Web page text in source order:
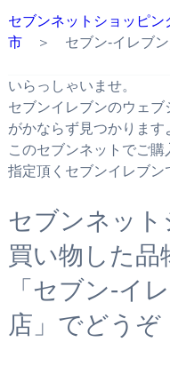
セブンネットショッピン
市＞ セブン‐イレブン
いらっしゃいませ。
セブンイレブンのウェ
がかならず見つかります
このセブンネットでご
指定頂くセブンイレブン
セブンネッ
買い物した品
「セブン‐イ
店」でどうぞ